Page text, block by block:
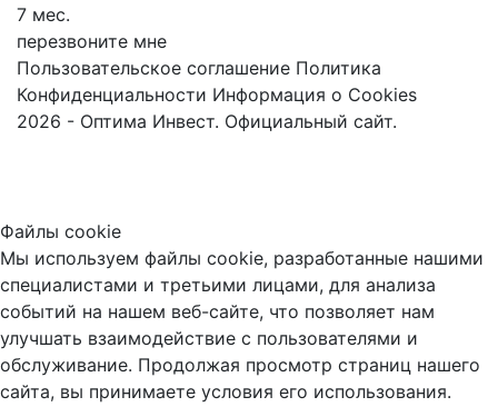
7 мес.
перезвоните мне
Пользовательское соглашение Политика
Конфиденциальности Информация о Cookies
2026 - Оптима Инвест. Официальный сайт.
Файлы cookie
Мы используем файлы cookie, разработанные нашими
специалистами и третьими лицами, для анализа
событий на нашем веб-сайте, что позволяет нам
улучшать взаимодействие с пользователями и
обслуживание. Продолжая просмотр страниц нашего
сайта, вы принимаете условия его использования.